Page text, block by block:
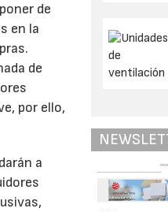
de
en la
de
por ello,
a